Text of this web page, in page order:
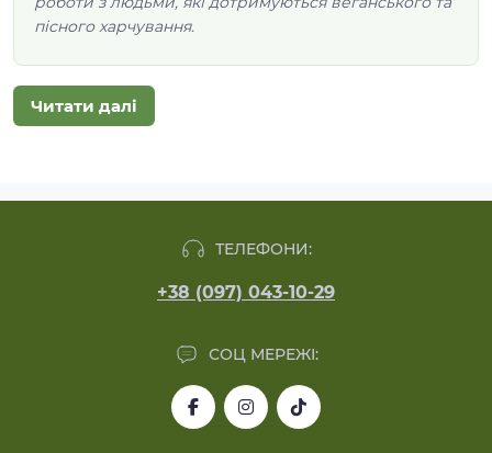
пісного харчування.
Читати далі
рекомендаціям
vegansociety.com— міжнародні стандарти
кондитерських виробів
натуральних загусників та замінників яєць у
кондитерському виробництві
ТЕЛЕФОНИ:
+38 (097) 043-10-29
СОЦ МЕРЕЖІ: